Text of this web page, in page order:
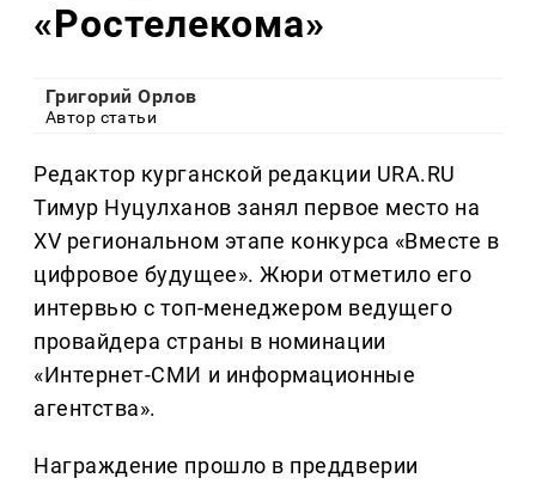
«Ростелекома»
Григорий Орлов
Автор статьи
Редактор курганской редакции URA.RU
Тимур Нуцулханов занял первое место на
XV региональном этапе конкурса «Вместе в
цифровое будущее». Жюри отметило его
интервью с топ-менеджером ведущего
провайдера страны в номинации
«Интернет-СМИ и информационные
агентства».
Награждение прошло в преддверии